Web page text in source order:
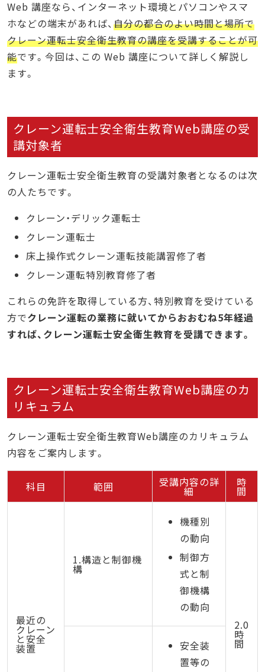
Web 講座なら、インターネット環境とパソコンやスマ
ホなどの端末があれば、自分の都合のよい時間と場所で
クレーン運転士安全衛生教育の講座を受講することが可
能です。今回は、この Web 講座について詳しく解説し
ます。
クレーン運転士安全衛生教育Web講座の受
講対象者
クレーン運転士安全衛生教育の受講対象者となるのは次
の人たちです。
クレーン・デリック運転士
クレーン運転士
床上操作式クレーン運転技能講習修了者
クレーン運転特別教育修了者
これらの免許を取得している方、特別教育を受けている
方でクレーン運転の業務に就いてからおおむね5年経過
すれば、クレーン運転士安全衛生教育を受講できます。
クレーン運転士安全衛生教育Web講座のカ
リキュラム
クレーン運転士安全衛生教育Web講座のカリキュラム
内容をご案内します。
科目 範囲 受講内容の詳
細
時
間
最近の
クレーン
と安全
装置
1.構造と制御機
構
機種別
の動向
制御方
式と制
御機構
の動向
2.0
時
間
安全装
置等の